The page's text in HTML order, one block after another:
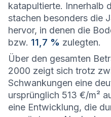
katapultierte. Innerhalb
stachen besonders die
hervor, in denen die
bzw. 11,7 % zulegten.
Über den gesamten
2000 zeigt sich trotz
Schwankungen eine
ursprünglich 513 €/m²
eine Entwicklung, die